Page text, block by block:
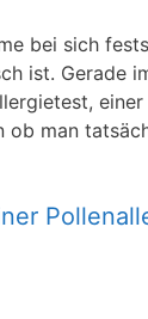
bei sich
ist. Gerade
man